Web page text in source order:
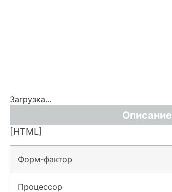
Загрузка...
Описание
[HTML]
Форм-фактор
Процессор